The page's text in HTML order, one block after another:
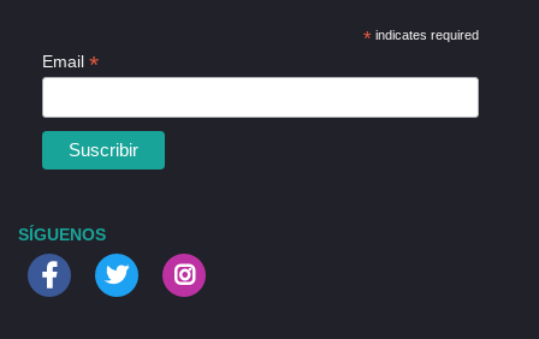
*indicates required
Email *
SÍGUENOS